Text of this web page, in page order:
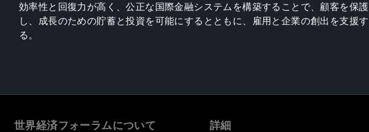
効率性と回復力が高く、公正な国際金融システムを構築することで、顧客を保護
し、成長のための貯蓄と投資を可能にするとともに、雇用と企業の創出を支援す
る。
世界経済フォーラムについて 詳細